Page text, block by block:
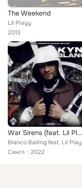
The Weekend
Lil Playy
2013
War Sirens (feat. Lil Play & Young Play)
Сингл
2022